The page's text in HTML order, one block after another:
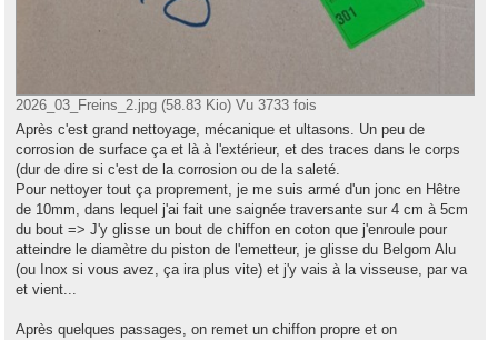
2026_03_Freins_2.jpg (58.83 Kio) Vu 3733 fois
Après c'est grand nettoyage, mécanique et ultasons. Un peu de
corrosion de surface ça et là à l'extérieur, et des traces dans le corps
(dur de dire si c'est de la corrosion ou de la saleté.
Pour nettoyer tout ça proprement, je me suis armé d'un jonc en Hêtre
de 10mm, dans lequel j'ai fait une saignée traversante sur 4 cm à 5cm
du bout => J'y glisse un bout de chiffon en coton que j'enroule pour
atteindre le diamètre du piston de l'emetteur, je glisse du Belgom Alu
(ou Inox si vous avez, ça ira plus vite) et j'y vais à la visseuse, par va
et vient...
Après quelques passages, on remet un chiffon propre et on